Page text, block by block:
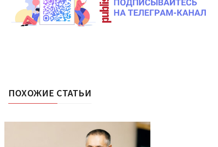
ПОХОЖИЕ СТАТЬИ